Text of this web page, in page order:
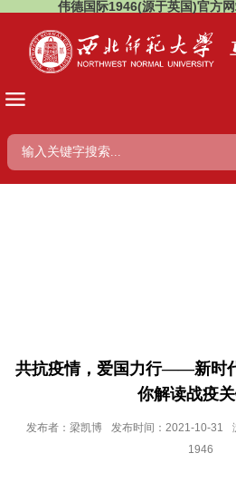
伟德国际1946(源于英国)官方
共抗疫情，爱国力行——新时
你解读战疫
发布者：梁凯博 发布时间：2021-10-31
1946